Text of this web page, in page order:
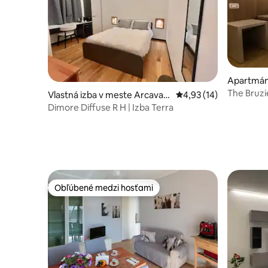
Vlastná izba v meste Arcavac
ata
Priemerné
4,93 (14)
Dimore Diffuse R H | Izba Terra
The
Obľúbené medzi hosťami
Obľúbené medzi hosťami